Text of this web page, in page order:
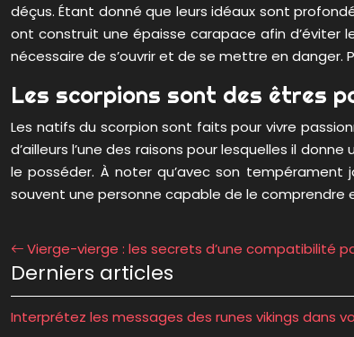
déçus. Étant donné que leurs idéaux sont
ont construit une épaisse carapace afin d’éviter
nécessaire de s’ouvrir et de se mettre en danger.
Les scorpions sont des êtres
Les natifs du scorpion sont faits pour vivre
d’ailleurs l’une des raisons pour lesquelles il
le posséder. À noter qu’avec son
souvent une personne capable de le comprendre
Vierge-vierge : les secrets d’une compatibilité
Derniers articles
Interprétez les messages des runes vikings dans